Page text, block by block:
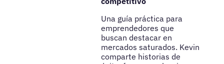
Una guía práctica para
emprendedores que
buscan destacar en
mercados saturados. Kevin
comparte historias de